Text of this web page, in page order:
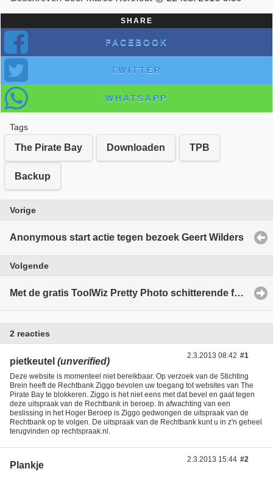
SHARE
FACEBOOK
TWITTER
WHATSAPP
Tags
The Pirate Bay Downloaden TPB
Backup
Vorige
Anonymous start actie tegen bezoek Geert Wilders
Volgende
Met de gratis ToolWiz Pretty Photo schitterende foto's en collages maken.
2 reacties
pietkeutel (unverified)
Deze website is momenteel niet bereikbaar. Op verzoek van de Stichting
Brein heeft de Rechtbank Ziggo bevolen uw toegang tot websites van The
Pirate Bay te blokkeren. Ziggo is het niet eens met dat bevel en gaat tegen
deze uitspraak van de Rechtbank in beroep. In afwachting van een
beslissing in het Hoger Beroep is Ziggo gedwongen de uitspraak van de
Rechtbank op te volgen. De uitspraak van de Rechtbank kunt u in z'n geheel
terugvinden op rechtspraak.nl.
2.3.2013 08:42 #1
Plankje
2.3.2013 15:44 #2